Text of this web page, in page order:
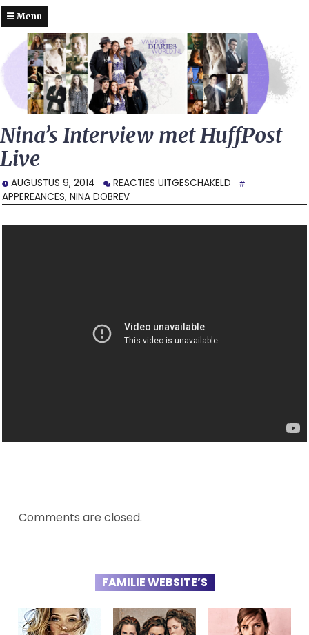
Menu
Nina’s Interview met HuffPost
Live
AUGUSTUS 9, 2014 REACTIES UITGESCHAKELD VOOR
INTERVIEW
MET
APPEREANCES, NINA DOBREV
Comments are closed.
FAMILIE WEBSITE’S